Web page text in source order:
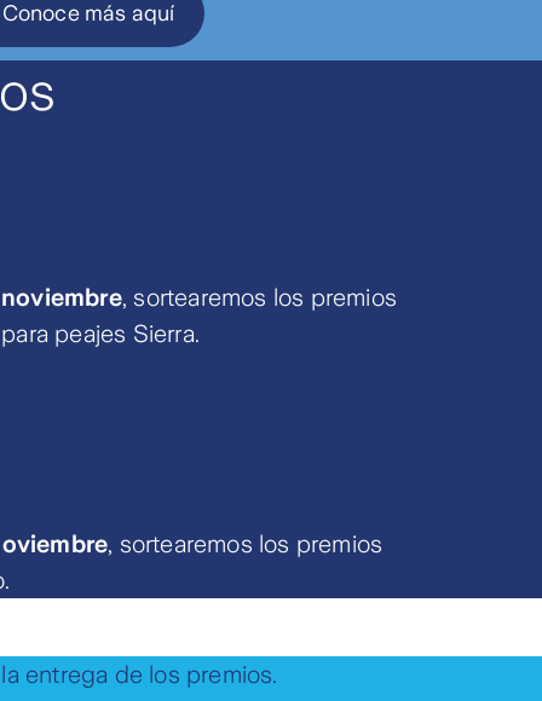
Conoce más aquí
noviembre, sortearemos los premios
peajes Sierra.
, sortearemos los premios
entrega de los premios.